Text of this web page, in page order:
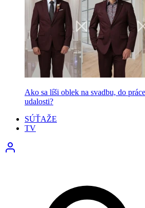
Ako sa líši oblek na svadbu, do
udalosti?
SÚŤAŽE
TV